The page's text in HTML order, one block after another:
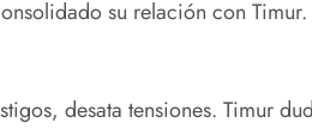
su relación con
desata tensiones. Timur